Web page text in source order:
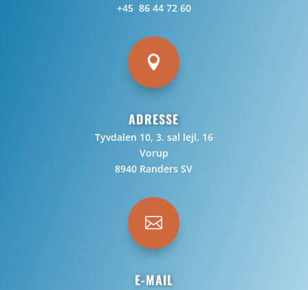
+45 86 44 72 60

ADRESSE
Tyvdalen 10, 3. sal lejl. 16
Vorup
8940 Randers SV

E-MAIL